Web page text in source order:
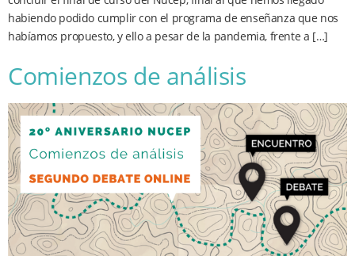
habiendo podido cumplir con el programa de enseñanza que nos
habíamos propuesto, y ello a pesar de la pandemia, frente a […]
Comienzos de análisis